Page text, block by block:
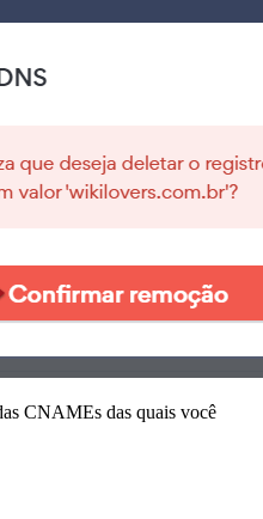
CNAMEs das quais você